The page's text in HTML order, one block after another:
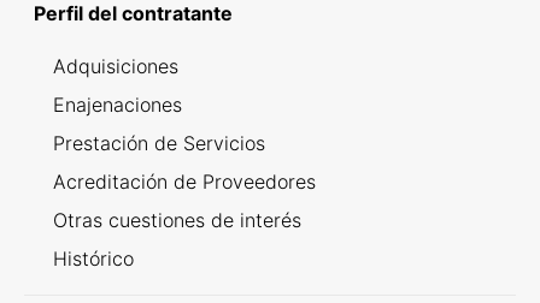
Perfil del contratante
Adquisiciones
Enajenaciones
Prestación de Servicios
Acreditación de Proveedores
Otras cuestiones de interés
Histórico